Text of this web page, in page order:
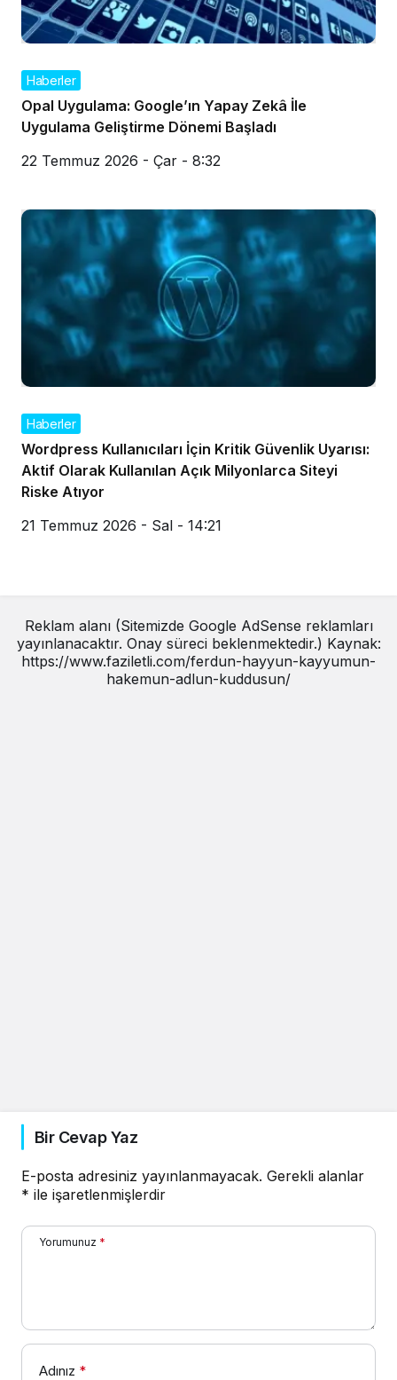
Haberler
Opal Uygulama: Google’ın Yapay Zekâ İle
Uygulama Geliştirme Dönemi Başladı
22 Temmuz 2026 - Çar - 8:32
Haberler
Wordpress Kullanıcıları İçin Kritik Güvenlik Uyarısı:
Aktif Olarak Kullanılan Açık Milyonlarca Siteyi
Riske Atıyor
21 Temmuz 2026 - Sal - 14:21
Reklam alanı (Sitemizde Google AdSense reklamları
yayınlanacaktır. Onay süreci beklenmektedir.) Kaynak:
https://www.faziletli.com/ferdun-hayyun-kayyumun-
hakemun-adlun-kuddusun/
Bir Cevap Yaz
E-posta adresiniz yayınlanmayacak. Gerekli alanlar
* ile işaretlenmişlerdir
Yorumunuz *
Adınız *